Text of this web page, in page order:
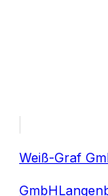
Weiß-Graf
GmbH